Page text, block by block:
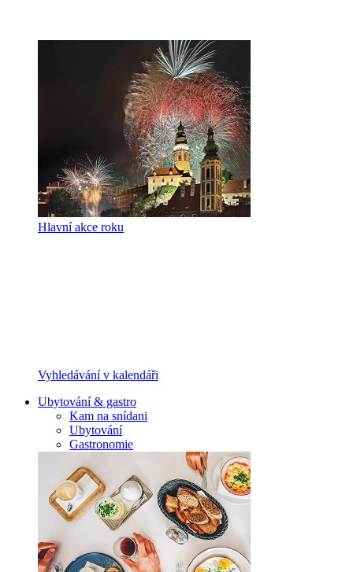
Hlavní akce roku
Vyhledávání v kalendáři
Ubytování & gastro
Kam na snídani
Ubytování
Gastronomie